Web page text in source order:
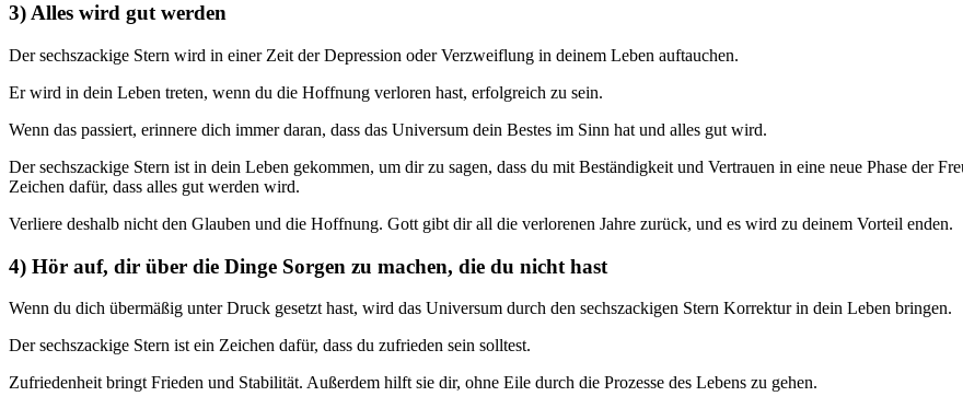
3) Alles wird gut werden
Der sechszackige Stern wird in einer Zeit der Depression oder Verzweiflung in deinem Leben auftauchen.
Er wird in dein Leben treten, wenn du die Hoffnung verloren hast, erfolgreich zu sein.
Wenn das passiert, erinnere dich immer daran, dass das Universum dein Bestes im Sinn hat und alles gut wird.
Der sechszackige Stern ist in dein Leben gekommen, um dir zu sagen, dass du mit Beständigkeit und Vertrauen in eine neue Phase der
Zeichen dafür, dass alles gut werden wird.
Verliere deshalb nicht den Glauben und die Hoffnung. Gott gibt dir all die verlorenen Jahre zurück, und es wird zu deinem Vorteil enden.
4) Hör auf, dir über die Dinge Sorgen zu machen, die du nicht hast
Wenn du dich übermäßig unter Druck gesetzt hast, wird das Universum durch den sechszackigen Stern Korrektur in dein Leben bringen.
Der sechszackige Stern ist ein Zeichen dafür, dass du zufrieden sein solltest.
Zufriedenheit bringt Frieden und Stabilität. Außerdem hilft sie dir, ohne Eile durch die Prozesse des Lebens zu gehen.